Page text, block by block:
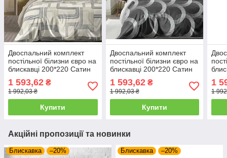
Двоспальний комплект
постільної білизни євро на
блискавці 200*220 Сатин
Люкс 24889
1 593,62 ₴
1 992,03 ₴
Купити
Двоспальний комплект
постільної білизни євро на
блискавці 200*220 Сатин
Люкс 24890
1 593,62₴
1 992,03 ₴
Купити
1
1
Акційні пропозиції та новинки
Блискавка –20% Блискавка –20%